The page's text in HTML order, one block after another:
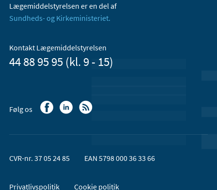
Lægemiddelstyrelsen er en del af
Sundheds- og Kirkeministeriet.
Kontakt Lægemiddelstyrelsen
44 88 95 95 (kl. 9 - 15)
Følg os
CVR-nr. 37 05 24 85 EAN 5798 000 36 33 66
Privatlivspolitik Cookie politik